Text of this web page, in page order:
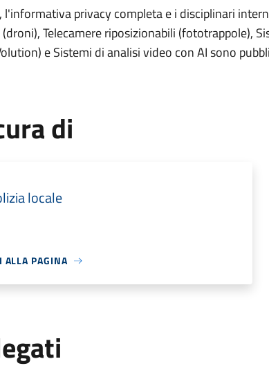
l'informativa privacy completa e i disciplinari
(droni), Telecamere riposizionabili (fototrappole),
e Sistemi di analisi video con AI sono
di
locale
ALLA PAGINA